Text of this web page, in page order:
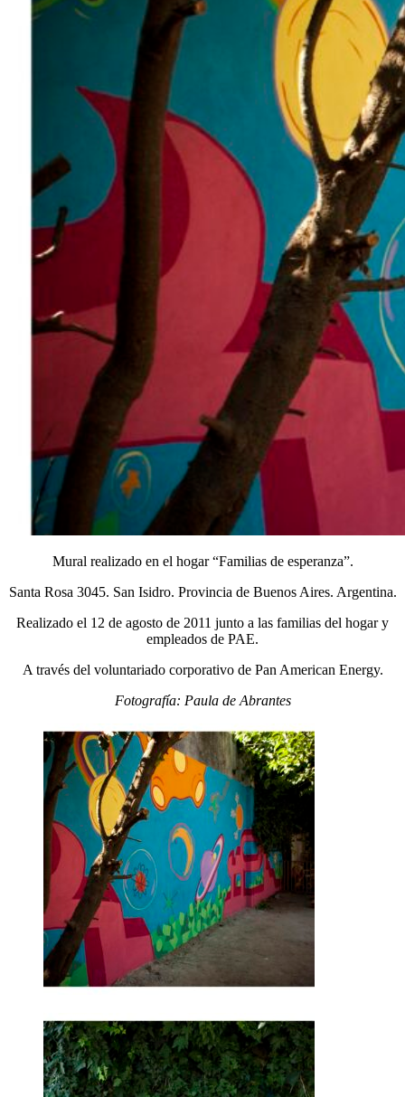
Mural realizado en el hogar “Familias de esperanza”.
Santa Rosa 3045. San Isidro. Provincia de Buenos Aires. Argentina.
Realizado el 12 de agosto de 2011 junto a las familias del hogar y
empleados de PAE.
A través del voluntariado corporativo de Pan American Energy.
Fotografía: Paula de Abrantes